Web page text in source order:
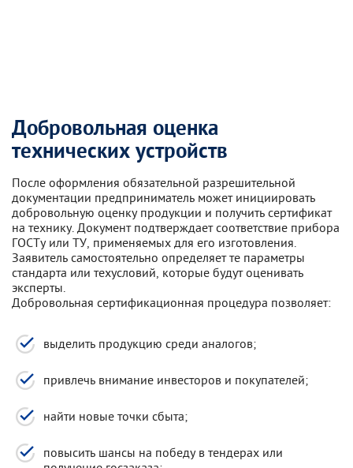
Добровольная оценка
технических устройств
После оформления обязательной разрешительной
документации предприниматель может инициировать
добровольную оценку продукции и получить сертификат
на технику. Документ подтверждает соответствие прибора
ГОСТу или ТУ, применяемых для его изготовления.
Заявитель самостоятельно определяет те параметры
стандарта или техусловий, которые будут оценивать
эксперты.
Добровольная сертификационная процедура позволяет:
выделить продукцию среди аналогов;
привлечь внимание инвесторов и покупателей;
найти новые точки сбыта;
повысить шансы на победу в тендерах или